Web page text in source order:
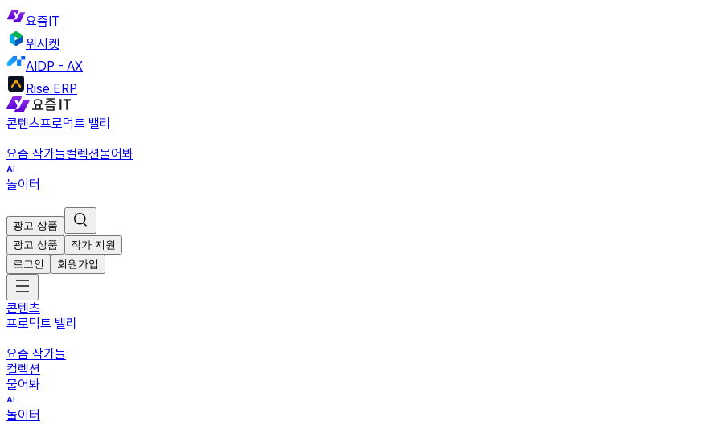
요즘IT
위시켓
AIDP - AX
Rise ERP
콘텐츠프로덕트 밸리
요즘 작가들컬렉션물어봐
놀이터
광고 상품
광고 상품
작가 지원
로그인
회원가입
콘텐츠
프로덕트 밸리
요즘 작가들
컬렉션
물어봐
놀이터